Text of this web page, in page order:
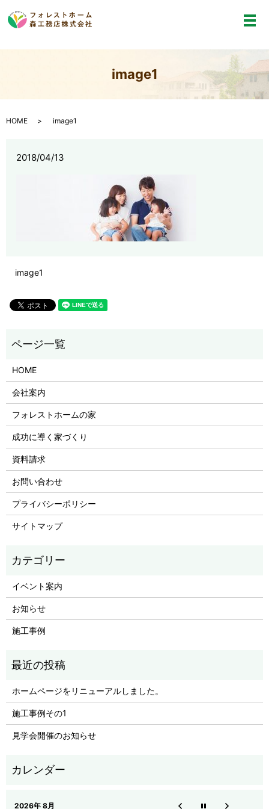
メ
image1
HOME image1
2018/04/13
image1
HOME
会社案内
フォレストホームの家
成功に導く家づくり
資料請求
お問い合わせ
プライバシーポリシー
サイトマップ
イベント案内
お知らせ
施工事例
ホームページをリニューアルしました。
施工事例その1
見学会開催のお知らせ
2026年 8月